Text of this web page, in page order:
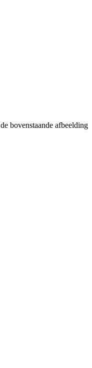
bovenstaande afbeelding